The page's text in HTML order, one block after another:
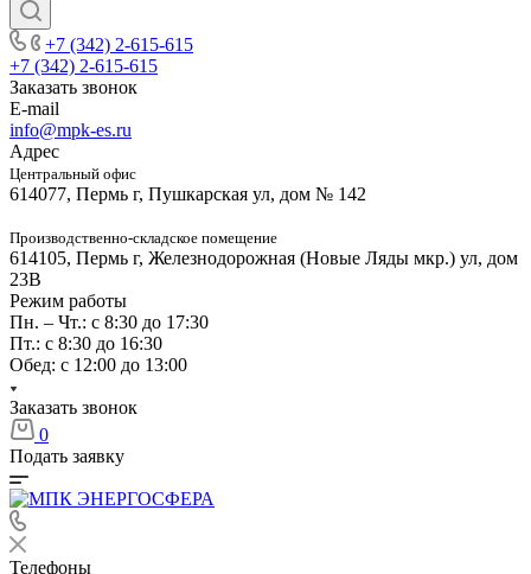
+7 (342) 2-615-615
+7 (342) 2-615-615
Заказать звонок
E-mail
info@mpk-es.ru
Адрес
Центральный офис
614077, Пермь г, Пушкарская ул, дом № 142
Производственно-складское помещение
614105, Пермь г, Железнодорожная (Новые Ляды мкр.) ул, дом
23В
Режим работы
Пн. – Чт.: с 8:30 до 17:30
Пт.: с 8:30 до 16:30
Обед: с 12:00 до 13:00
Заказать звонок
0
Подать заявку
Телефоны